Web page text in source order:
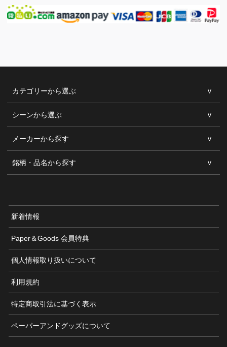
カテゴリーから選ぶ
シーンから選ぶ
メーカーから探す
銘柄・品名から探す
新着情報
Paper＆Goods 会員特典
個人情報取り扱いについて
利用規約
特定商取引法に基づく表示
ペーパーアンドグッズについて